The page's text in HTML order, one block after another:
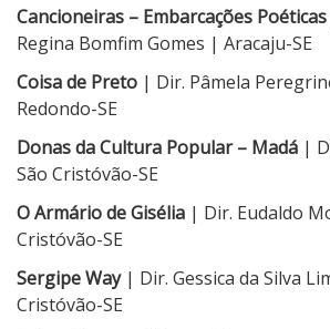
Cancioneiras – Embarcações Poéticas
Regina Bomfim Gomes | Aracaju-SE
Coisa de Preto | Dir. Pâmela
Redondo-SE
Donas da Cultura Popular – Madá |
São Cristóvão-SE
O Armário de Gisélia | Dir. Eudaldo
Cristóvão-SE
Sergipe Way| Dir. Gessica da Silva
Cristóvão-SE